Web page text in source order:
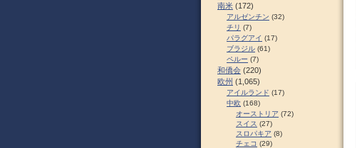
南米 (172)
アルゼンチン (32)
チリ (7)
パラグアイ (17)
ブラジル (61)
ペルー (7)
和僑会 (220)
欧州 (1,065)
アイルランド (17)
中欧 (168)
オーストリア (72)
スイス (27)
スロパキア (8)
チェコ (29)